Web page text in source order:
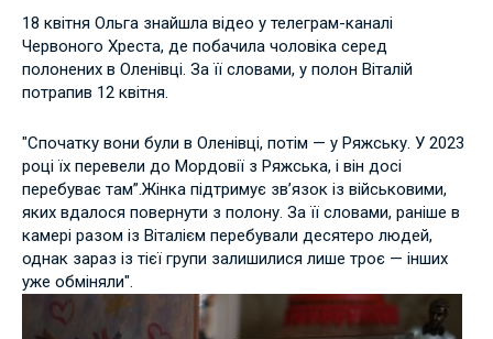
18 квітня Ольга знайшла відео у телеграм-каналі
Червоного Хреста, де побачила чоловіка серед
полонених в Оленівці. За її словами, у полон Віталій
потрапив 12 квітня.
"Спочатку вони були в Оленівці, потім — у Ряжську. У 2023
році їх перевели до Мордовії з Ряжська, і він досі
перебуває там”.Жінка підтримує зв’язок із військовими,
яких вдалося повернути з полону. За її словами, раніше в
камері разом із Віталієм перебували десятеро людей,
однак зараз із тієї групи залишилися лише троє — інших
уже обміняли".